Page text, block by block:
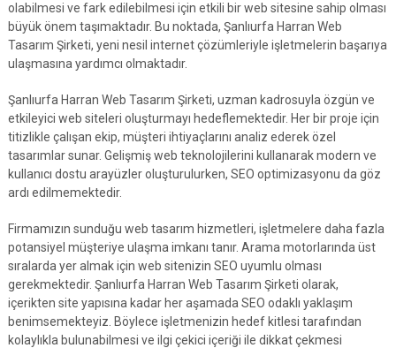
olabilmesi ve fark edilebilmesi için etkili bir web sitesine sahip olması
büyük önem taşımaktadır. Bu noktada, Şanlıurfa Harran Web
Tasarım Şirketi, yeni nesil internet çözümleriyle işletmelerin başarıya
ulaşmasına yardımcı olmaktadır.
Şanlıurfa Harran Web Tasarım Şirketi, uzman kadrosuyla özgün ve
etkileyici web siteleri oluşturmayı hedeflemektedir. Her bir proje için
titizlikle çalışan ekip, müşteri ihtiyaçlarını analiz ederek özel
tasarımlar sunar. Gelişmiş web teknolojilerini kullanarak modern ve
kullanıcı dostu arayüzler oluşturulurken, SEO optimizasyonu da göz
ardı edilmemektedir.
Firmamızın sunduğu web tasarım hizmetleri, işletmelere daha fazla
potansiyel müşteriye ulaşma imkanı tanır. Arama motorlarında üst
sıralarda yer almak için web sitenizin SEO uyumlu olması
gerekmektedir. Şanlıurfa Harran Web Tasarım Şirketi olarak,
içerikten site yapısına kadar her aşamada SEO odaklı yaklaşım
benimsemekteyiz. Böylece işletmenizin hedef kitlesi tarafından
kolaylıkla bulunabilmesi ve ilgi çekici içeriği ile dikkat çekmesi